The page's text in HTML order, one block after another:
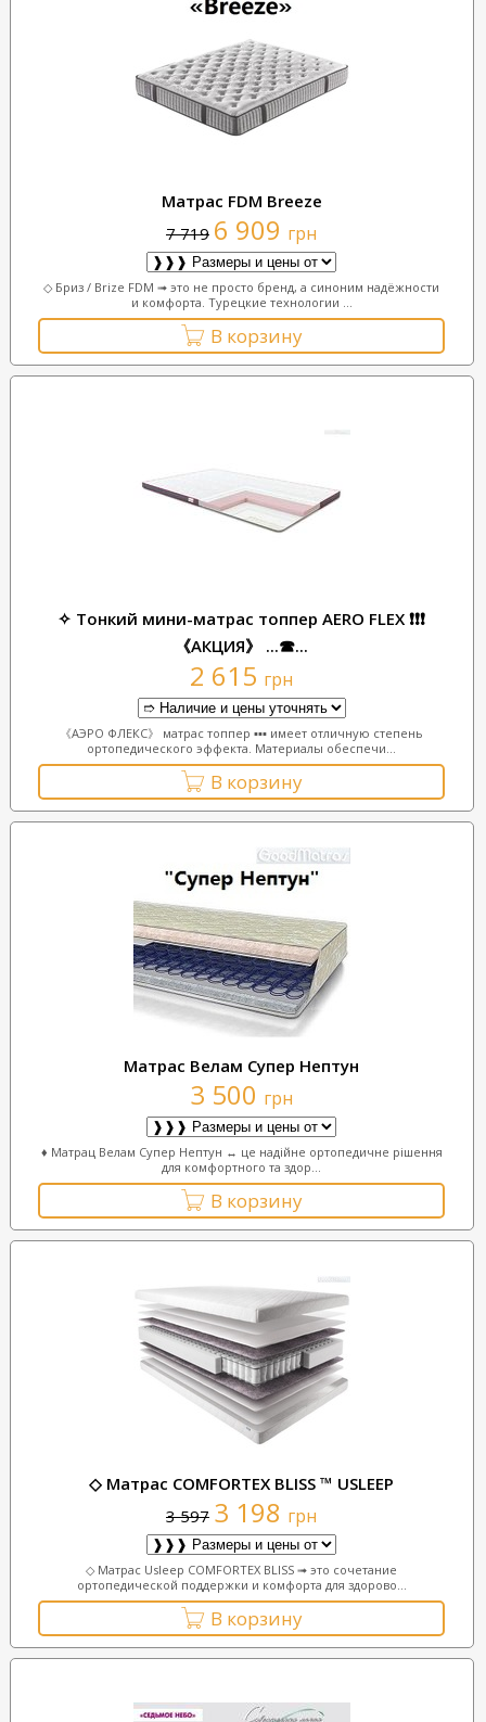
Матрас FDM Breeze
7 719 6 909 грн
◇ Бриз / Brize FDM ➟ это не просто бренд, а синоним надёжности
и комфорта. Турецкие технологии ...
В корзину
✧ Тонкий мини-матрас топпер AERO FLEX ❗❗❗
《АКЦИЯ》 ...☎...
2 615 грн
《АЭРО ФЛЕКС》 матрас топпер ▪︎▪︎▪︎ имеет отличную степень
ортопедического эффекта. Материалы обеспечи...
В корзину
Матрас Велам Супер Нептун
3 500 грн
♦ Матрац Велам Супер Нептун ↔ це надійне ортопедичне рішення
для комфортного та здор...
В корзину
◇ Матрас COMFORTEX BLISS ™ USLEEP
3 597 3 198 грн
◇ Матрас Usleep COMFORTEX BLISS ➟ это сочетание
ортопедической поддержки и комфорта для здорово...
В корзину